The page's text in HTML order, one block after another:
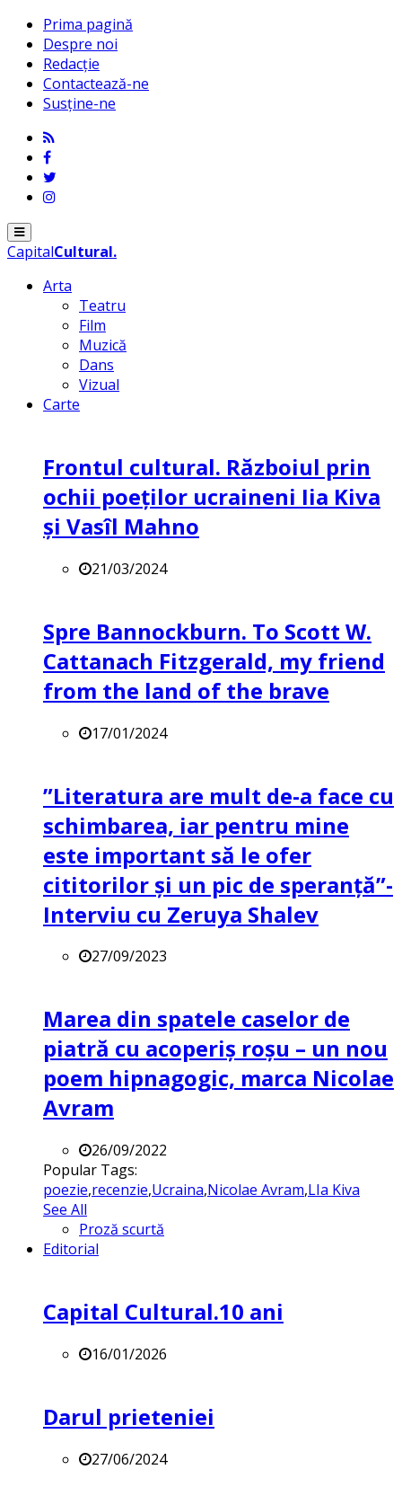
Prima pagină
Despre noi
Redacție
Contactează-ne
Susține-ne
Menu
CapitalCultural.
Arta
Teatru
Film
Muzică
Dans
Vizual
Carte
Frontul cultural. Războiul prin
ochii poeților ucraineni Iia Kiva
și Vasîl Mahno
21/03/2024
Spre Bannockburn. To Scott W.
Cattanach Fitzgerald, my friend
from the land of the brave
17/01/2024
”Literatura are mult de-a face cu
schimbarea, iar pentru mine
este important să le ofer
cititorilor și un pic de speranță”-
Interviu cu Zeruya Shalev
27/09/2023
Marea din spatele caselor de
piatră cu acoperiș roșu – un nou
poem hipnagogic, marca Nicolae
Avram
26/09/2022
Popular Tags:
poezie,recenzie,Ucraina,Nicolae Avram,LIa Kiva
See All
Proză scurtă
Editorial
Capital Cultural.10 ani
16/01/2026
Darul prieteniei
27/06/2024